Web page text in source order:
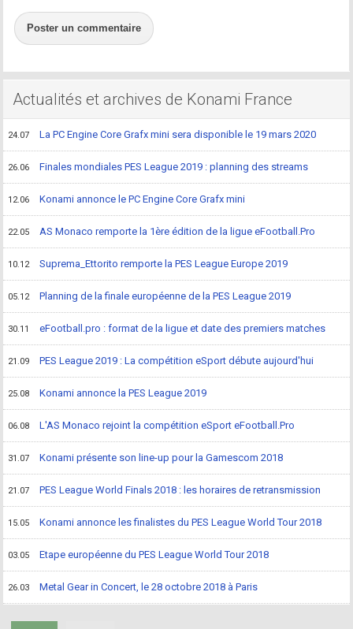
Poster un commentaire
Actualités et archives de Konami France
24.07 La PC Engine Core Grafx mini sera disponible le 19 mars 2020
26.06 Finales mondiales PES League 2019 : planning des streams
12.06 Konami annonce le PC Engine Core Grafx mini
22.05 AS Monaco remporte la 1ère édition de la ligue eFootball.Pro
10.12 Suprema_Ettorito remporte la PES League Europe 2019
05.12 Planning de la finale européenne de la PES League 2019
30.11 eFootball.pro : format de la ligue et date des premiers matches
21.09 PES League 2019 : La compétition eSport débute aujourd'hui
25.08 Konami annonce la PES League 2019
06.08 L'AS Monaco rejoint la compétition eSport eFootball.Pro
31.07 Konami présente son line-up pour la Gamescom 2018
21.07 PES League World Finals 2018 : les horaires de retransmission
15.05 Konami annonce les finalistes du PES League World Tour 2018
03.05 Etape européenne du PES League World Tour 2018
26.03 Metal Gear in Concert, le 28 octobre 2018 à Paris